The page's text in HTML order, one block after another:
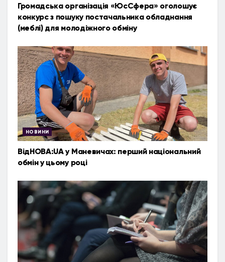
Громадська організація «ЮсСфера» оголошує
конкурс з пошуку постачальника обладнання
(меблі) для молодіжного обміну
НОВИНИ
ВідНОВА:UA у Маневичах: перший національний
обмін у цьому році